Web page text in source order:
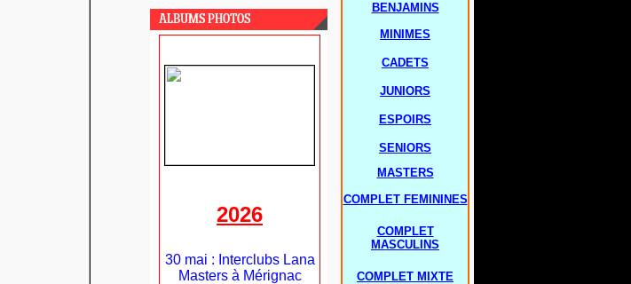
ALBUMS PHOTOS
2026
30 mai : Interclubs Lana
Masters à Mérignac
BENJAMINS
MINIMES
CADETS
JUNIORS
ESPOIRS
SENIORS
MASTERS
COMPLET FEMININES
COMPLET
MASCULINS
COMPLET MIXTE